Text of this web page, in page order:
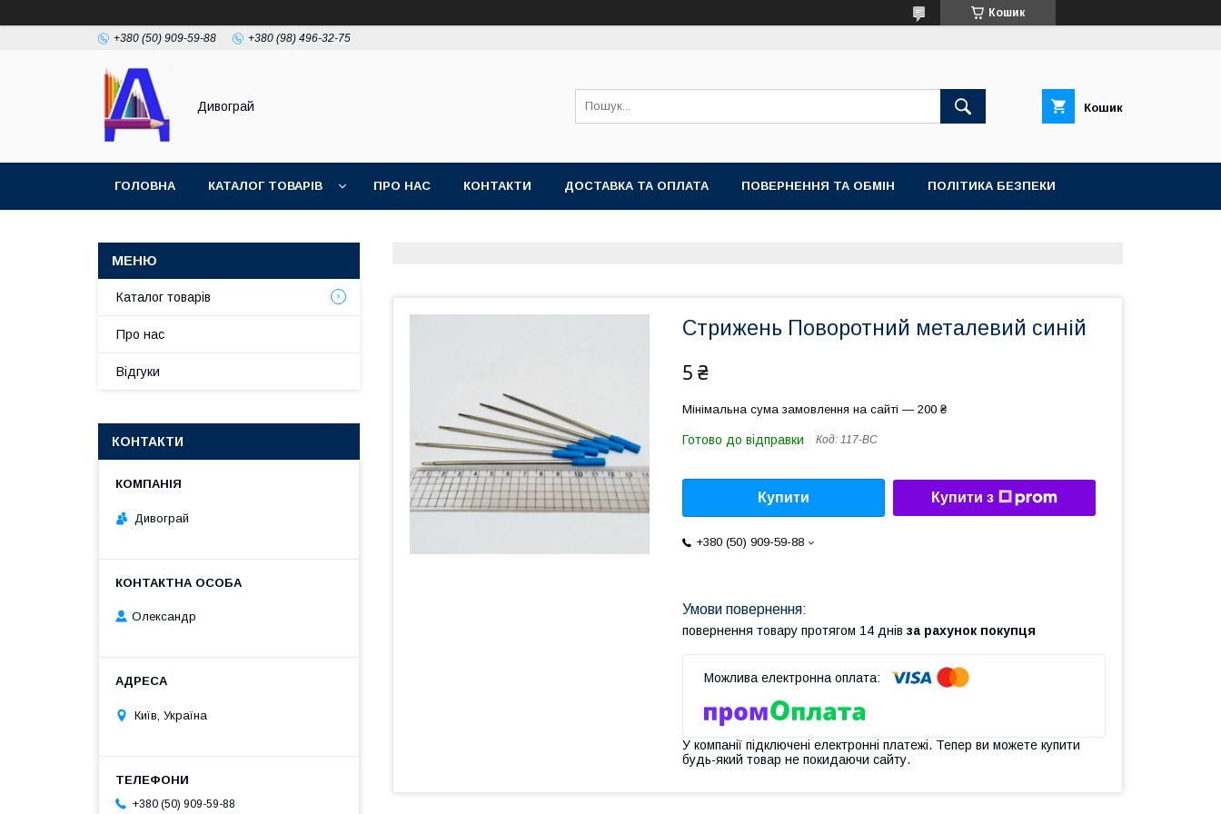
Кошик
+380 (50) 909-59-88 +380 (98) 496-32-75
Дивограй Кошик
ГОЛОВНА КАТАЛОГ ТОВАРІВ ПРО НАС КОНТАКТИ ДОСТАВКА ТА ОПЛАТА ПОВЕРНЕННЯ ТА ОБМІН ПОЛІТИКА БЕЗПЕКИ
Стрижень Поворотний металевий синій
5 ₴
Мінімальна сума замовлення на сайті — 200 ₴
Готово до відправки Код: 117-BC
Купити Купити з
+380 (50) 909-59-88
повернення товару протягом 14 днів за рахунок покупця
У компанії підключені електронні платежі. Тепер ви можете купити
будь-який товар не покидаючи сайту.
Каталог товарів
Про нас
Відгуки
КОНТАКТИ
Дивограй
Олександр
Київ, Україна
+380 (50) 909-59-88